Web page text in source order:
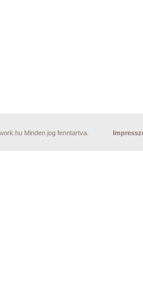
Minden jog fenntartva.